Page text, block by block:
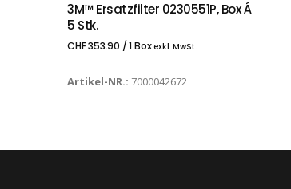
3M™ Ersatzfilter 0230551P, Box Á
5 Stk.
CHF353.90 / 1 Boxexkl. MwSt.
Artikel-NR.: 7000042672